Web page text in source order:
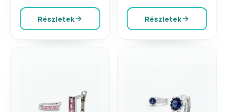
Részletek Részletek